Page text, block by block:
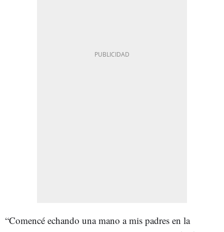
“Comencé echando una mano a mis padres en la